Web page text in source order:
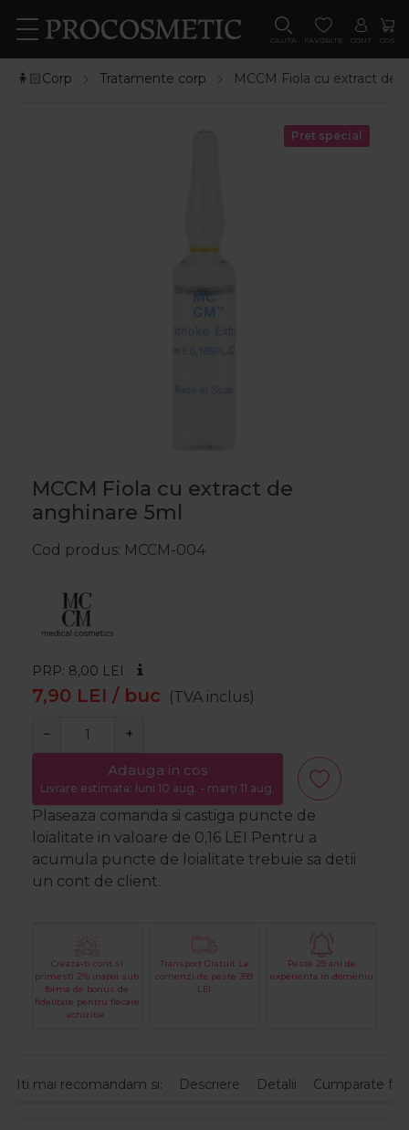
CAUTA FAVORITE CONT COS
🧍🏻Corp Tratamente corp MCCM Fiola cu extract de
Pret special
MCCM Fiola cu extract de
anghinare 5ml
Cod produs MCCM-004
PRP: 8,00 LEI
7,90 LEI / buc (TVA inclus)
− +
Adauga in cos
Livrare estimata: luni 10 aug. - marți 11 aug.
Plaseaza comanda si castiga puncte de
loialitate in valoare de 0,16 LEI Pentru a
acumula puncte de loialitate trebuie sa detii
un cont de client.
Creaza-ti cont si
primesti 2% inapoi sub
forma de bonus de
fidelitate pentru fiecare
achizitie.
Transport Gratuit La
comenzi de peste 399
LEI
Peste 29 ani de
experienta in domeniu
Iti mai recomandam si: Descriere Detalii Cumparate